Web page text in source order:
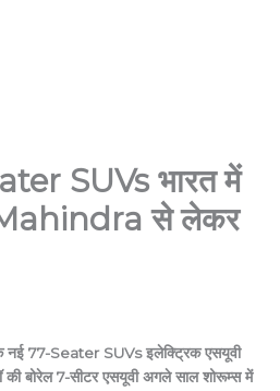
SUVs भारत में
Mahindra से लेकर
77-Seater SUVs इलेक्ट्रिक एसयूवी
की बोरेल 7-सीटर एसयूवी अगले साल शोरूम्स में